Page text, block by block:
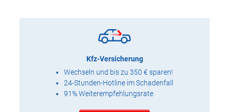
Kfz-Versicherung
Wechseln und bis zu 350 € sparen!
24-Stunden-Hotline im Schadenfall
91% Weiterempfehlungsrate